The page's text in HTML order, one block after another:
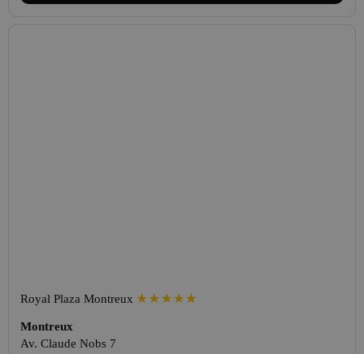
Royal Plaza Montreux
Montreux
Av. Claude Nobs 7